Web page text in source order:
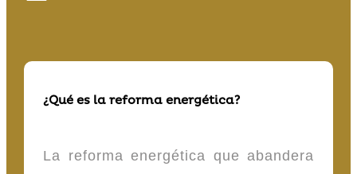
¿Qué es la reforma energética?
La reforma energética que abandera